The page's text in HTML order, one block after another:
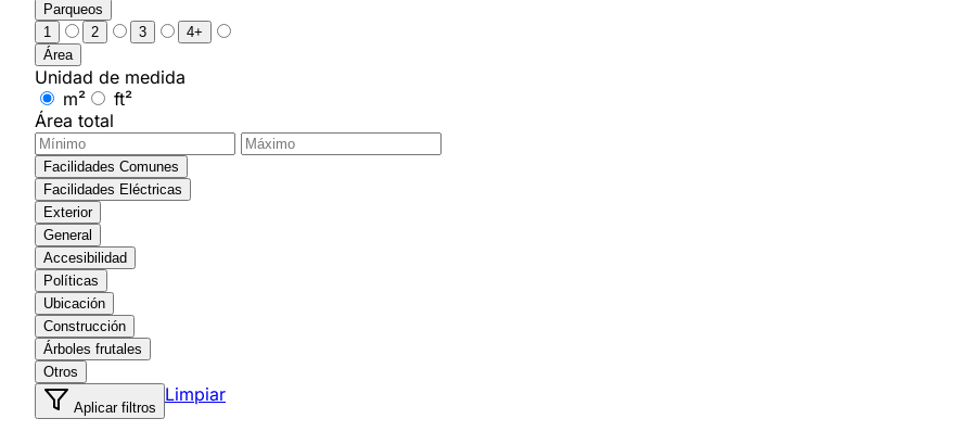
Parqueos
1
2 3
4+
Área
Unidad de medida
m²
ft²
Área total
Facilidades Comunes
Facilidades Eléctricas
Exterior
General
Accesibilidad
Políticas
Ubicación
Construcción
Árboles frutales
Otros
Aplicar filtros
Limpiar